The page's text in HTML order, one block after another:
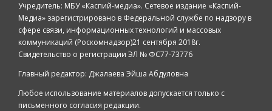
Учредитель: МБУ «Каспий-медиа». Сетевое издание «Каспий-
Медиа» зарегистрировано в Федеральной службе по надзору в
сфере связи, информационных технологий и массовых
коммуникаций (Роскомнадзор)21 сентября 2018г.
Свидетельство о регистрации ЭЛ № ФС77-73776
Главный редактор: Джалаева Эйша Абдуловна
Любое использование материалов допускается только с
письменного согласия редакции.